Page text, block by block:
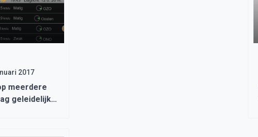
2017
meerdere
geleidelijk